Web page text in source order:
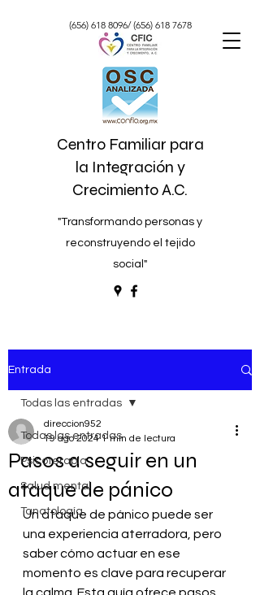
Centro Familiar para
la Integración y
Crecimiento A.C.
"Transformando personas y
reconstruyendo el tejido
social"
(656) 618 8096/(656) 618 7678
Entrada
Todas las entradas
Psicoterapia
Salud mental
Tanatología
Todas las entradas
Pasos a seguir en un
ataque de pánico
direccion952
19 ago 2024 1 min de lectura
Un ataque de pánico puede ser
una experiencia aterradora, pero
saber cómo actuar en ese
momento es clave para recuperar